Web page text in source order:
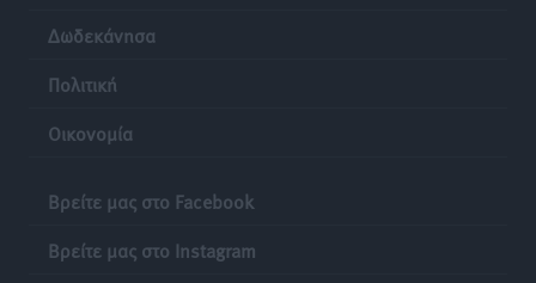
Δωδεκάνησα
Πολιτική
Οικονομία
Βρείτε μας στο Facebook
Βρείτε μας στο Instagram